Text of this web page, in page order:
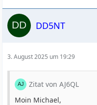
DD5NT
3. August 2025 um 19:29
Zitat von AJ6QL
Moin Michael,